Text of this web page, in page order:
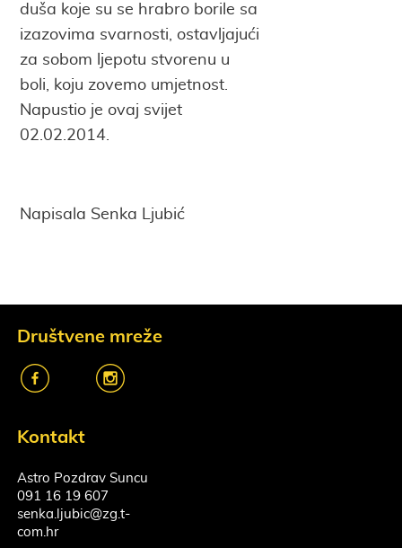
duša koje su se hrabro borile sa
izazovima svarnosti, ostavljajući
za sobom ljepotu stvorenu u
boli, koju zovemo umjetnost.
Napustio je ovaj svijet
02.02.2014.
Napisala Senka Ljubić
Društvene mreže
k o
Kontakt
Astro Pozdrav Suncu
091 16 19 607
senka.ljubic@zg.t-
com.hr